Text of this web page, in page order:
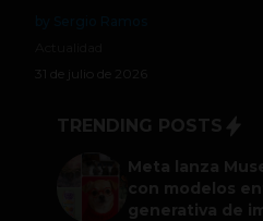
31 de julio de 2026
TRENDING POSTS
Meta lanza
con modelos
generativa de